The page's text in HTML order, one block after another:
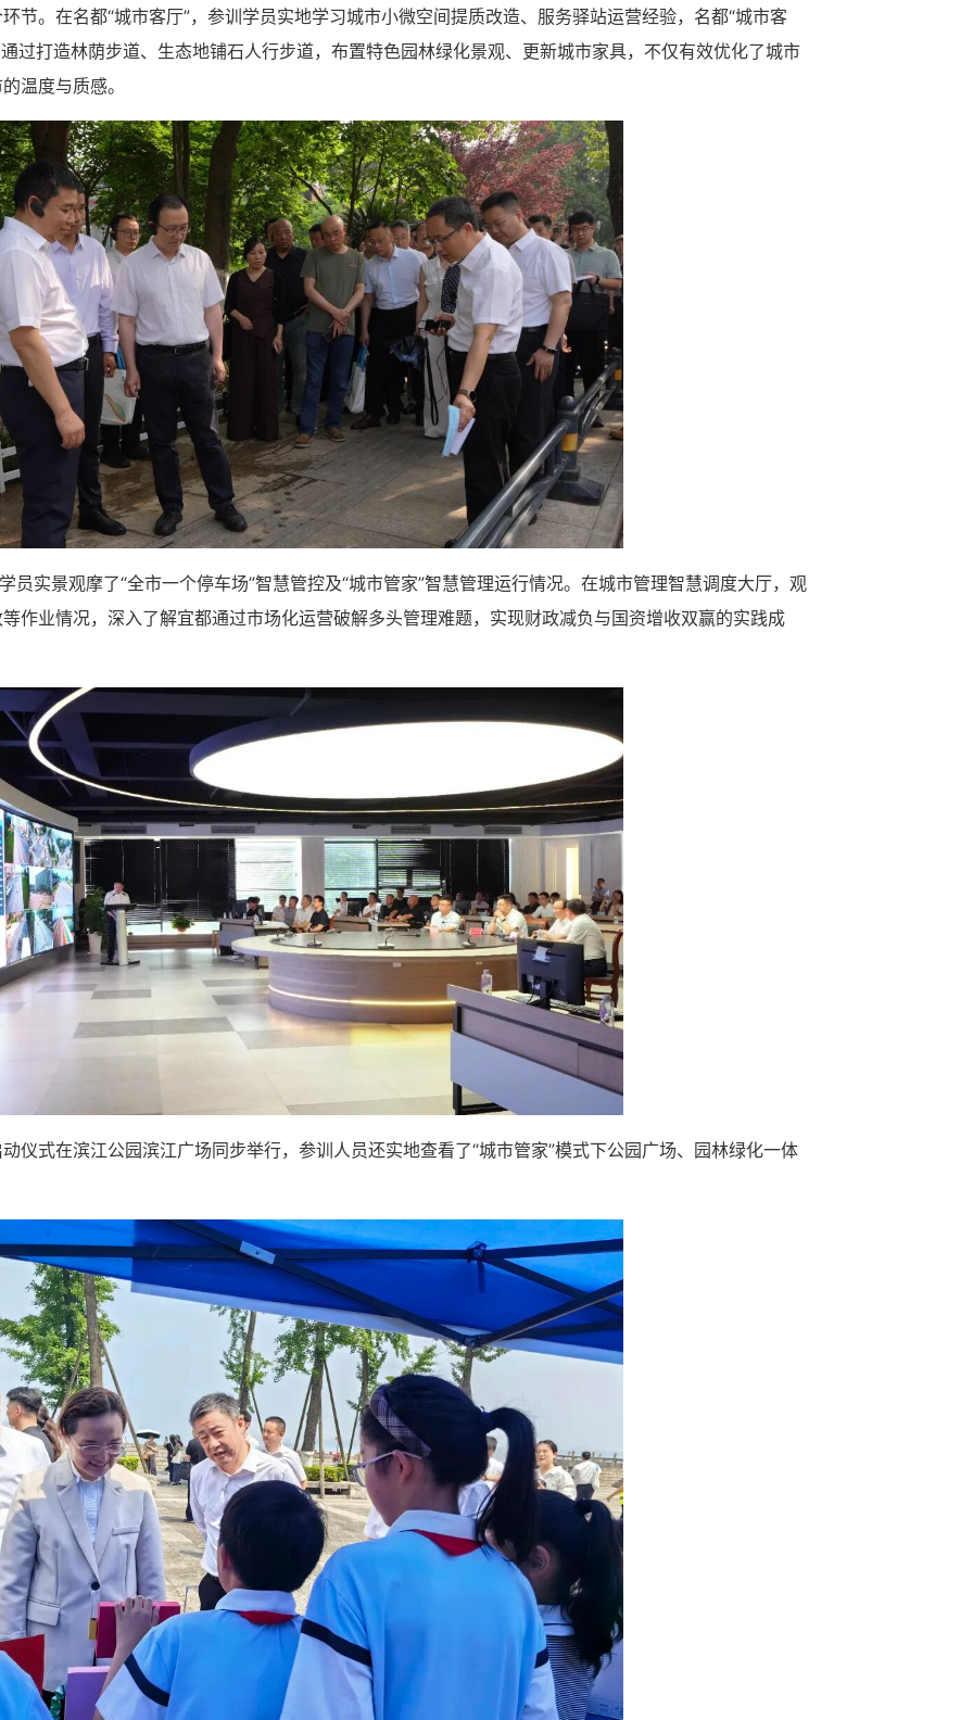
节。在名都“城市客厅”，参训学员实地学习城市小微空间提质改造、服务驿站运营经验，名都“城市客
通过打造林荫步道、生态地铺石人行步道，布置特色园林绿化景观、更新城市家具，不仅有效优化了城市
温度与质感。
员实景观摩了“全市一个停车场”智慧管控及“城市管家”智慧管理运行情况。在城市管理智慧调度大厅，观
作业情况，深入了解宜都通过市场化运营破解多头管理难题，实现财政减负与国资增收双赢的实践成
仪式在滨江公园滨江广场同步举行，参训人员还实地查看了“城市管家”模式下公园广场、园林绿化一体